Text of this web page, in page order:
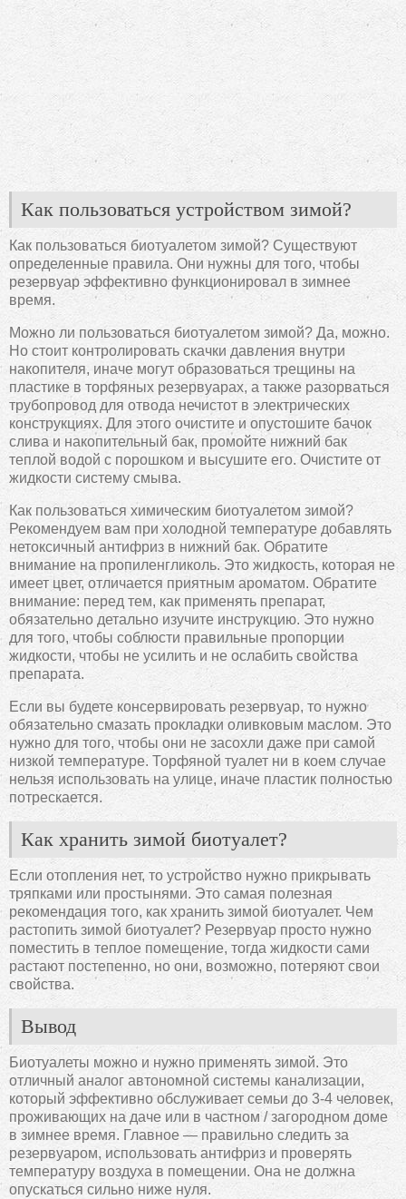
Как пользоваться устройством зимой?
Как пользоваться биотуалетом зимой? Существуют
определенные правила. Они нужны для того, чтобы
резервуар эффективно функционировал в зимнее
время.
Можно ли пользоваться биотуалетом зимой? Да, можно.
Но стоит контролировать скачки давления внутри
накопителя, иначе могут образоваться трещины на
пластике в торфяных резервуарах, а также разорваться
трубопровод для отвода нечистот в электрических
конструкциях. Для этого очистите и опустошите бачок
слива и накопительный бак, промойте нижний бак
теплой водой с порошком и высушите его. Очистите от
жидкости систему смыва.
Как пользоваться химическим биотуалетом зимой?
Рекомендуем вам при холодной температуре добавлять
нетоксичный антифриз в нижний бак. Обратите
внимание на пропиленгликоль. Это жидкость, которая не
имеет цвет, отличается приятным ароматом. Обратите
внимание: перед тем, как применять препарат,
обязательно детально изучите инструкцию. Это нужно
для того, чтобы соблюсти правильные пропорции
жидкости, чтобы не усилить и не ослабить свойства
препарата.
Если вы будете консервировать резервуар, то нужно
обязательно смазать прокладки оливковым маслом. Это
нужно для того, чтобы они не засохли даже при самой
низкой температуре. Торфяной туалет ни в коем случае
нельзя использовать на улице, иначе пластик полностью
потрескается.
Как хранить зимой биотуалет?
Если отопления нет, то устройство нужно прикрывать
тряпками или простынями. Это самая полезная
рекомендация того, как хранить зимой биотуалет. Чем
растопить зимой биотуалет? Резервуар просто нужно
поместить в теплое помещение, тогда жидкости сами
растают постепенно, но они, возможно, потеряют свои
свойства.
Вывод
Биотуалеты можно и нужно применять зимой. Это
отличный аналог автономной системы канализации,
который эффективно обслуживает семьи до 3-4 человек,
проживающих на даче или в частном / загородном доме
в зимнее время. Главное — правильно следить за
резервуаром, использовать антифриз и проверять
температуру воздуха в помещении. Она не должна
опускаться сильно ниже нуля.